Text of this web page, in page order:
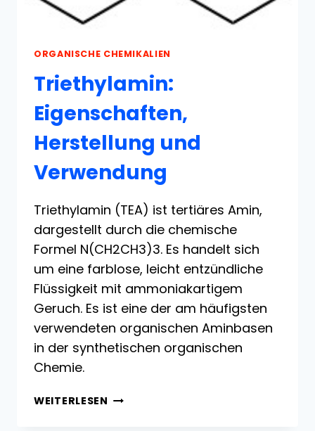
ORGANISCHE CHEMIKALIEN
Triethylamin:
Eigenschaften,
Herstellung und
Verwendung
Triethylamin (TEA) ist tertiäres Amin,
dargestellt durch die chemische
Formel N(CH2CH3)3. Es handelt sich
um eine farblose, leicht entzündliche
Flüssigkeit mit ammoniakartigem
Geruch. Es ist eine der am häufigsten
verwendeten organischen Aminbasen
in der synthetischen organischen
Chemie.
WEITERLESEN TRIETHYLAMIN: